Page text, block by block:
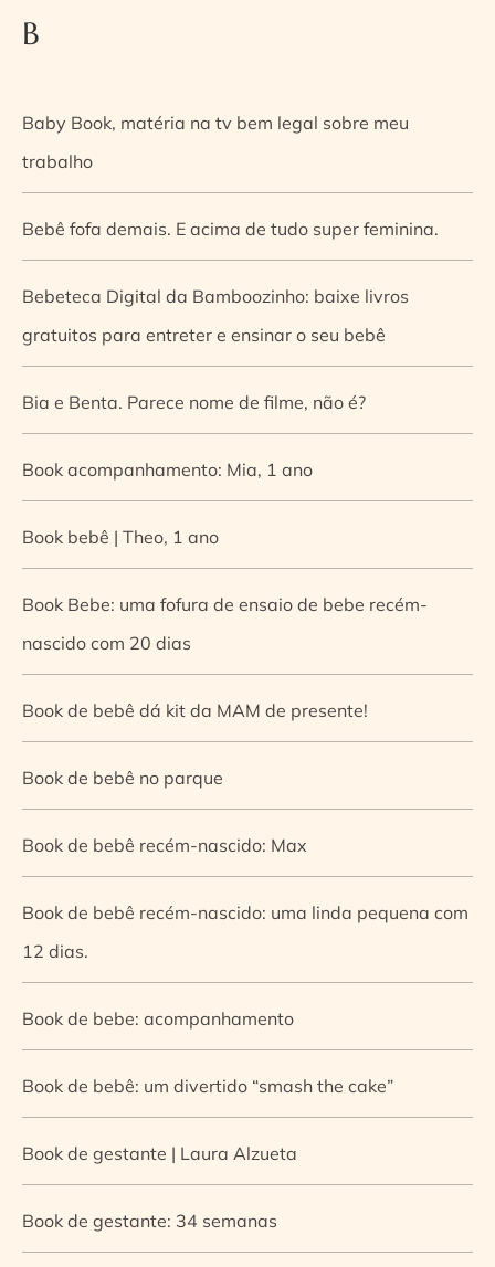
B
Baby Book, matéria na tv bem legal sobre meu
trabalho
Bebê fofa demais. E acima de tudo super feminina.
Bebeteca Digital da Bamboozinho: baixe livros
gratuitos para entreter e ensinar o seu bebê
Bia e Benta. Parece nome de filme, não é?
Book acompanhamento: Mia, 1 ano
Book bebê | Theo, 1 ano
Book Bebe: uma fofura de ensaio de bebe recém-
nascido com 20 dias
Book de bebê dá kit da MAM de presente!
Book de bebê no parque
Book de bebê recém-nascido: Max
Book de bebê recém-nascido: uma linda pequena com
12 dias.
Book de bebe: acompanhamento
Book de bebê: um divertido “smash the cake”
Book de gestante | Laura Alzueta
Book de gestante: 34 semanas